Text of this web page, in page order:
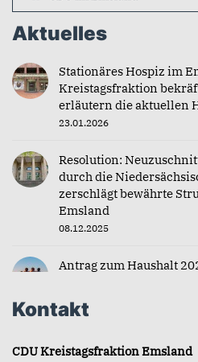
Aktuelles
Stationäres Hospiz im
Kreistagsfraktion
erläutern die aktuellen
23.01.2026
Resolution:
durch die
zerschlägt bewährte
Emsland
08.12.2025
Antrag zum Haushalt
04.12.2025
Kontakt
CDU Kreistagsfraktion Emsland